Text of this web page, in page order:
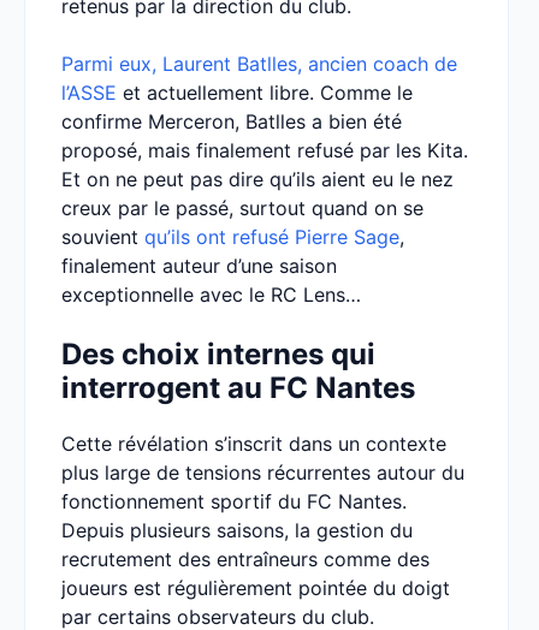
retenus par la direction du club.
Parmi eux, Laurent Batlles, ancien coach de
l’ASSE et actuellement libre. Comme le
confirme Merceron, Batlles a bien été
proposé, mais finalement refusé par les Kita.
Et on ne peut pas dire qu’ils aient eu le nez
creux par le passé, surtout quand on se
souvient qu’ils ont refusé Pierre Sage,
finalement auteur d’une saison
exceptionnelle avec le RC Lens…
Des choix internes qui
interrogent au FC Nantes
Cette révélation s’inscrit dans un contexte
plus large de tensions récurrentes autour du
fonctionnement sportif du FC Nantes.
Depuis plusieurs saisons, la gestion du
recrutement des entraîneurs comme des
joueurs est régulièrement pointée du doigt
par certains observateurs du club.